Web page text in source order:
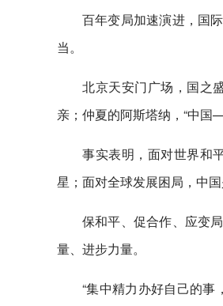
百年变局加速演进，国
当。
北京天安门广场，国之
亲；仲夏的阿斯塔纳，“中
事实表明，面对世界和
星；面对全球发展困局，中
保和平、促合作、应变
量、进步力量。
“集中精力办好自己的